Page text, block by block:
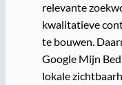
relevante
kwalitatieve
te bouwen.
Google Mijn
lokale